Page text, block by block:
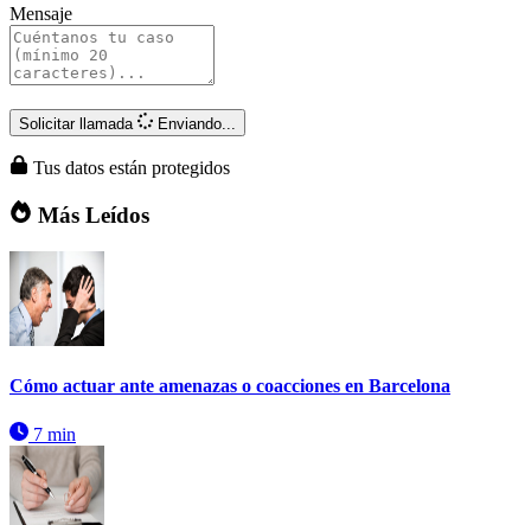
Mensaje
Solicitar llamada Enviando...
Tus datos están protegidos
Más Leídos
Cómo actuar ante amenazas o coacciones en Barcelona
7 min